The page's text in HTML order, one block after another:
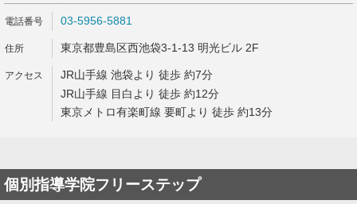
03-5956-5881
東京都豊島区西池袋3-1-13 明光ビル 2F
JR山手線 池袋より 徒歩 約7分
JR山手線 目白より 徒歩 約12分
東京メトロ有楽町線 要町より 徒歩 約13分
個別指導学院フリーステップ